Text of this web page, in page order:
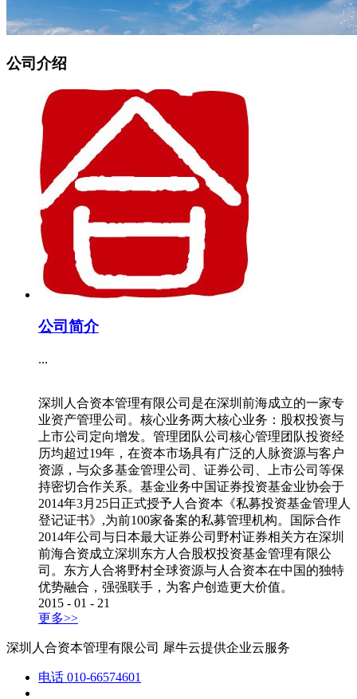
公司介绍
公司简介
...
深圳人合资本管理有限公司是在深圳前海成立的一家专
业资产管理公司。核心业务两大核心业务：股权投资与
上市公司定向增发。管理团队公司核心管理团队投资经
历均超过19年，在资本市场具有广泛的人脉资源与客户
资源，与众多基金管理公司、证券公司、上市公司等保
持密切合作关系。基金业务中国证券投资基金业协会于
2014年3月25日正式授予人合资本《私募投资基金管理人
登记证书》,为前100家备案的私募管理机构。国际合作
2014年公司与日本最大证券公司野村证券相关方在深圳
前海合资成立深圳东方人合股权投资基金管理有限公
司。东方人合将野村全球资源与人合资本在中国的独特
优势融合，强强联手，为客户创造更大价值。
2015 - 01 - 21
更多>>
深圳人合资本管理有限公司 犀牛云提供企业云服务
电话 010-66574601